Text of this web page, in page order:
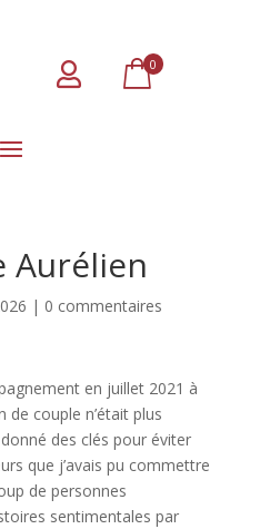
 0
Aurélien
| 0 commentaires
en juillet 2021 à
couple n’était plus
des clés pour éviter
que j’avais pu commettre
de personnes
sentimentales par